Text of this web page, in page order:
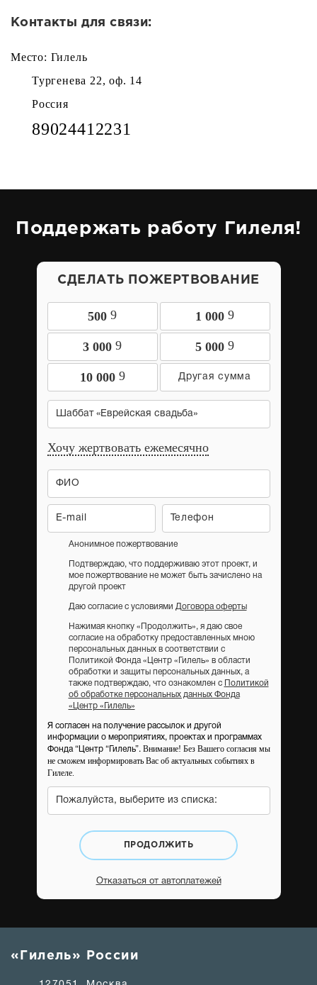
Контакты для связи:
Место: Гилель
Тургенева 22, оф. 14
Россия
89024412231
Поддержать работу Гилеля!
СДЕЛАТЬ ПОЖЕРТВОВАНИЕ
500 9 1 000 9
3 000 9 5 000 9
10 000 9
Шаббат «Еврейская свадьба»
Хочу жертвовать ежемесячно
Анонимное пожертвование
Подтверждаю, что поддерживаю этот проект, и
мое пожертвование не может быть зачислено на
другой проект
Даю согласие с условиями Договора оферты
Нажимая кнопку «Продолжить», я даю свое
согласие на обработку предоставленных мною
персональных данных в соответствии с
Политикой Фонда «Центр «Гилель» в области
обработки и защиты персональных данных, а
также подтверждаю, что ознакомлен с
Политикой
об обработке персональных данных Фонда
«Центр «Гилель»
Я согласен на получение рассылок и другой
информации о мероприятиях, проектах и программах
Фонда “Центр “Гилель”. Внимание! Без Вашего согласия мы
не сможем информировать Вас об актуальных событиях в
Гилеле.
Пожалуйста, выберите из списка:
ПРОДОЛЖИТЬ
Отказаться от автоплатежей
«Гилель» России